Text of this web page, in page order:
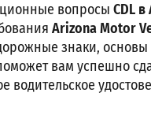
вопросы CDL
Arizona Motor
знаки,
вам успешно
водительское